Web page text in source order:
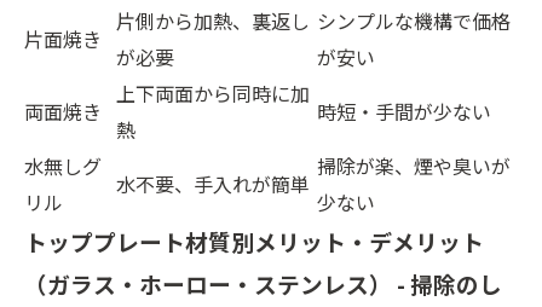
片面焼き
片側から加熱、裏返し
が必要
シンプルな機構で価格
が安い
両面焼き
上下両面から同時に加
熱
時短・手間が少ない
水無しグ
リル
水不要、手入れが簡単
掃除が楽、煙や臭いが
少ない
トッププレート材質別メリット・デメリット
（ガラス・ホーロー・ステンレス） - 掃除のし